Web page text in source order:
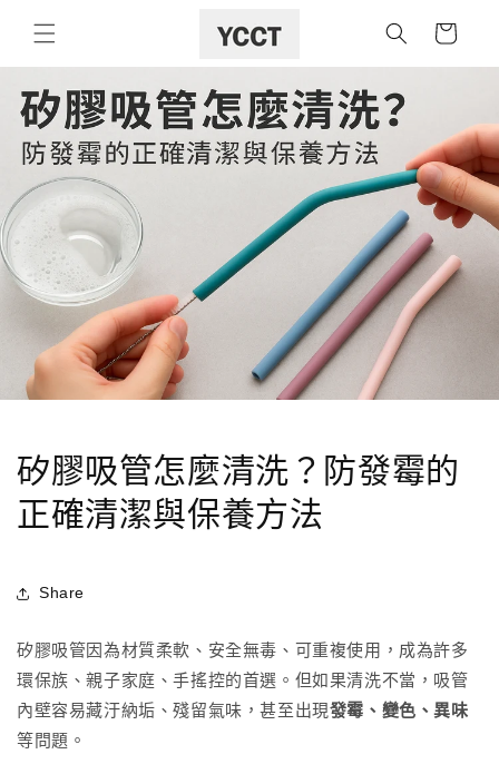
跳至內容
物
矽膠吸管怎麼清洗？防發霉的
正確清潔與保養方法
Share
矽膠吸管因為材質柔軟、安全無毒、可重複使用，成為許多
環保族、親子家庭、手搖控的首選。但如果清洗不當，吸管
內壁容易藏汙納垢、殘留氣味，甚至出現發霉、變色、異味
等問題。